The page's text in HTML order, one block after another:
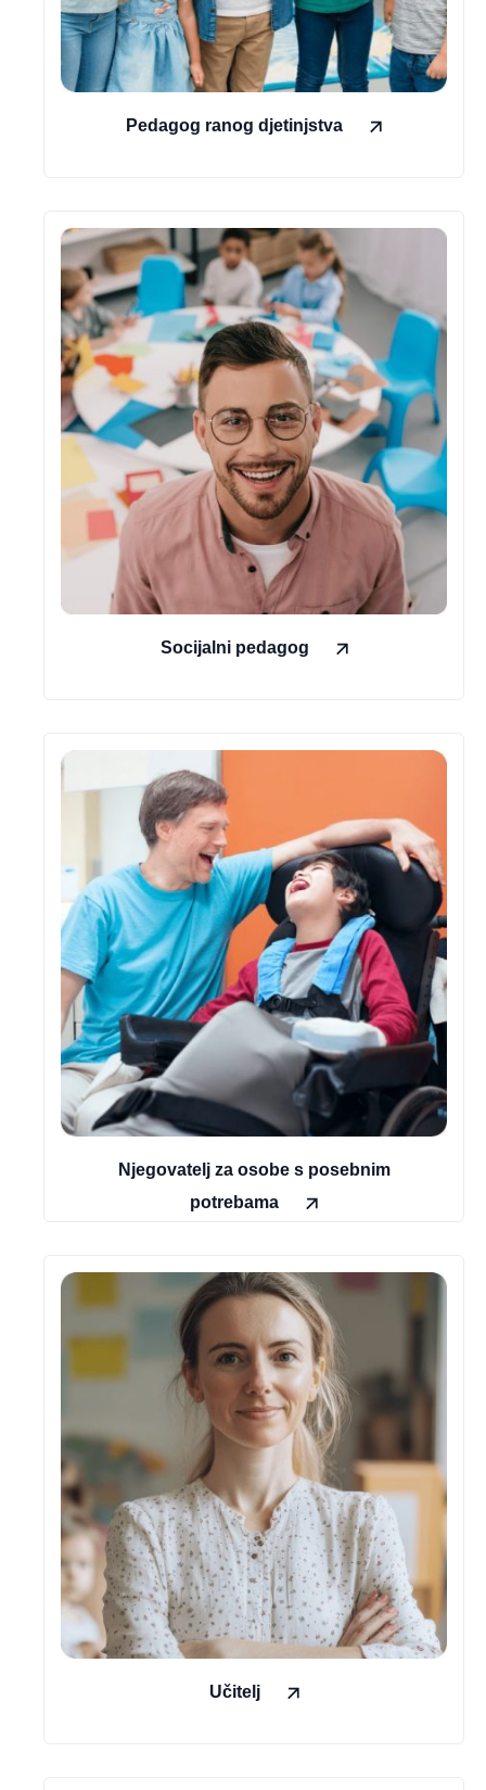
Pedagog ranog djetinjstva
Socijalni pedagog
Njegovatelj za osobe s posebnim
potrebama
Učitelj